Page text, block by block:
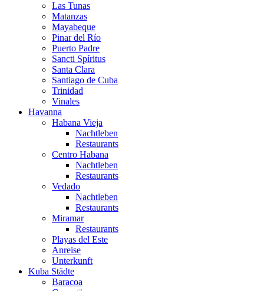
Las Tunas
Matanzas
Mayabeque
Pinar del Río
Puerto Padre
Sancti Spíritus
Santa Clara
Santiago de Cuba
Trinidad
Vinales
Havanna
Habana Vieja
Nachtleben
Restaurants
Centro Habana
Nachtleben
Restaurants
Vedado
Nachtleben
Restaurants
Miramar
Restaurants
Playas del Este
Anreise
Unterkunft
Kuba Städte
Baracoa